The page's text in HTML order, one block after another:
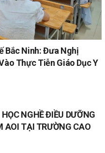
Bắc Ninh: Đưa Nghị
Thực Tiễn Giáo Dục Y
NGHỀ ĐIỀU DƯỠNG
AOI TẠI TRƯỜNG CAO